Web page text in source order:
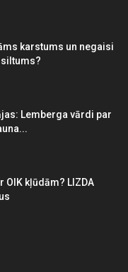
karstums un negaisi
Lemberga vārdi par
OIK kļūdām? LIZDA